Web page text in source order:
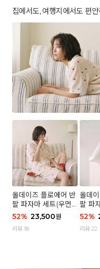
집에서도, 여행지에서도 편
올데이즈 플로에어 반
팔 파자마 세트(우먼)
- 04 하트 컨페티
52% 23,500원
리뷰 18
올데
팔 파
- 03
52%
리뷰 22